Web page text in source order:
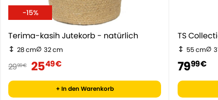
-15%
Terima-kasih Jutekorb - natürlich
28 cm 32 cm
2999 € 2549 €
+ In den Warenkorb
TS
55 cm
7999 €